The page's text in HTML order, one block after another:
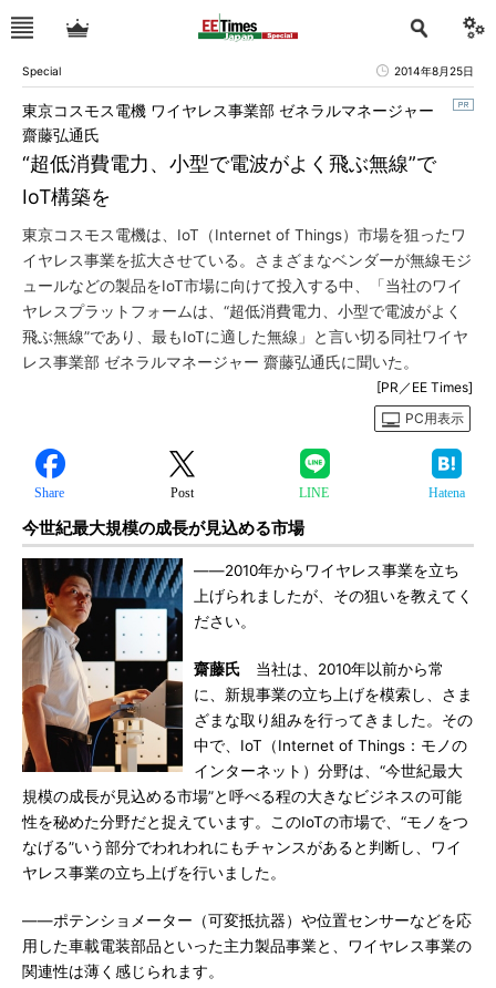
Special 2014年8月25日
“超低消費電力、小型で電波がよく飛ぶ無線”で
IoT構築を
東京コスモス電機 ワイヤレス事業部 ゼネラルマネージャー
齋藤弘通氏
東京コスモス電機は、IoT（Internet of Things）市場を狙ったワ
イヤレス事業を拡大させている。さまざまなベンダーが無線モジ
ュールなどの製品をIoT市場に向けて投入する中、「当社のワイ
ヤレスプラットフォームは、“超低消費電力、小型で電波がよく
飛ぶ無線”であり、最もIoTに適した無線」と言い切る同社ワイヤ
レス事業部 ゼネラルマネージャー 齋藤弘通氏に聞いた。
[PR／EE Times]
PC用表示
Share Post LINE Hatena
今世紀最大規模の成長が見込める市場
――2010年からワイヤレス事業を立ち
上げられましたが、その狙いを教えてく
ださい。
齋藤氏 当社は、2010年以前から常
に、新規事業の立ち上げを模索し、さま
ざまな取り組みを行ってきました。その
中で、IoT（Internet of Things：モノの
インターネット）分野は、“今世紀最大
規模の成長が見込める市場”と呼べる程の大きなビジネスの可能
性を秘めた分野だと捉えています。このIoTの市場で、“モノをつ
なげる”いう部分でわれわれにもチャンスがあると判断し、ワイ
ヤレス事業の立ち上げを行いました。
――ポテンショメーター（可変抵抗器）や位置センサーなどを応
用した車載電装部品といった主力製品事業と、ワイヤレス事業の
関連性は薄く感じられます。